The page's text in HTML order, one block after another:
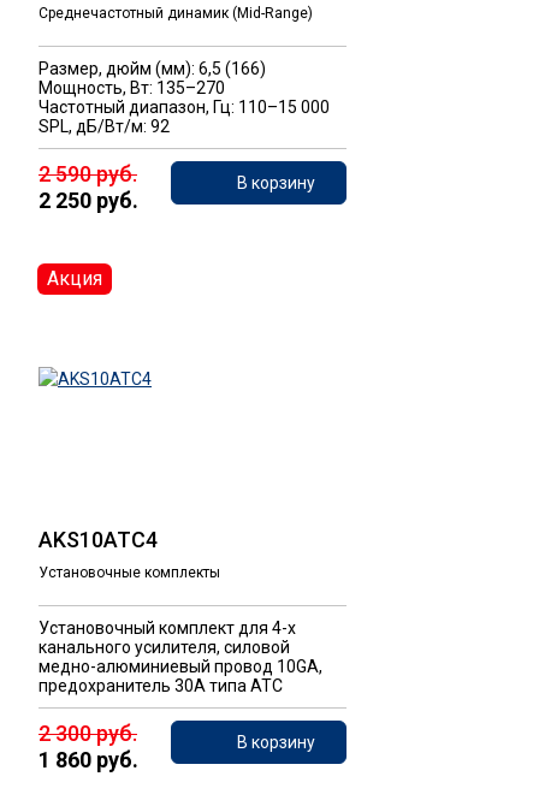
Среднечастотный динамик (Mid-Range)
Размер, дюйм (мм): 6,5 (166)
Мощность, Вт: 135–270
Частотный диапазон, Гц: 110–15 000
SPL, дБ/Вт/м: 92
2 590 руб.
2 250 руб.
В корзину
AKS10ATC4
Установочные комплекты
Установочный комплект для 4-х
канального усилителя, силовой
медно-алюминиевый провод 10GA,
предохранитель 30А типа ATC
2 300 руб.
1 860 руб.
В корзину
Акция